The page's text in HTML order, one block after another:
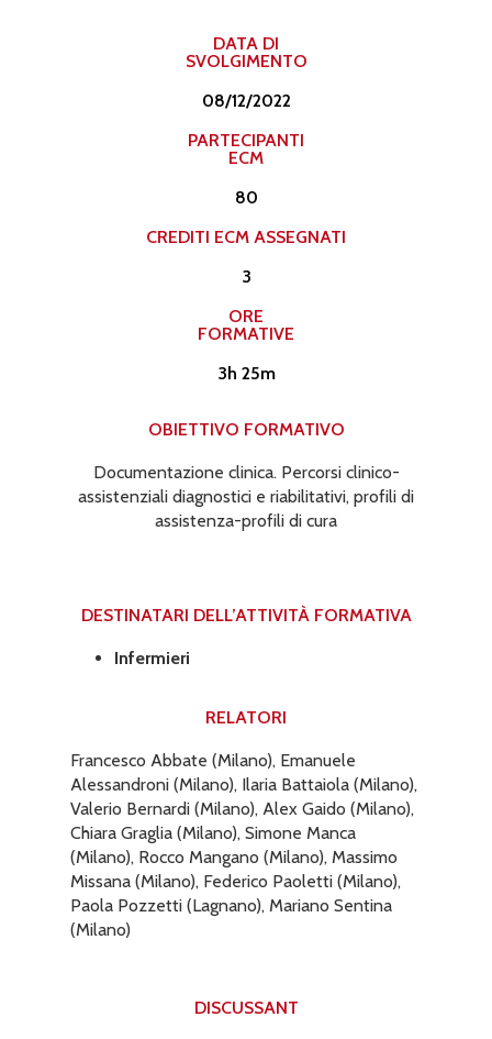
DATA DI
SVOLGIMENTO
08/12/2022
PARTECIPANTI
ECM
80
CREDITI ECM ASSEGNATI​
3
ORE
FORMATIVE
3h 25m
OBIETTIVO FORMATIVO
Documentazione clinica. Percorsi clinico-
assistenziali diagnostici e riabilitativi, profili di
assistenza-profili di cura
DESTINATARI DELL’ATTIVITÀ FORMATIVA​
Infermieri
RELATORI
Francesco Abbate (Milano), Emanuele
Alessandroni (Milano), Ilaria Battaiola (Milano),
Valerio Bernardi (Milano), Alex Gaido (Milano),
Chiara Graglia (Milano), Simone Manca
(Milano), Rocco Mangano (Milano), Massimo
Missana (Milano), Federico Paoletti (Milano),
Paola Pozzetti (Lagnano), Mariano Sentina
(Milano)
DISCUSSANT